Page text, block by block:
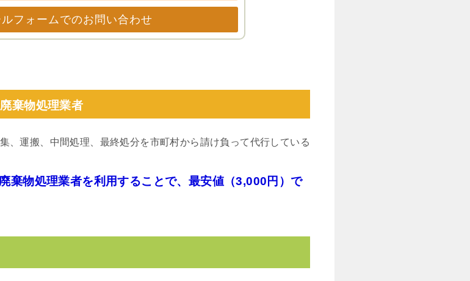
フォームでのお問い合わせ
棄物処理業者
、運搬、中間処理、最終処分を市町村から請け負って代行している
棄物処理業者を利用することで、最安値（3,000円）で